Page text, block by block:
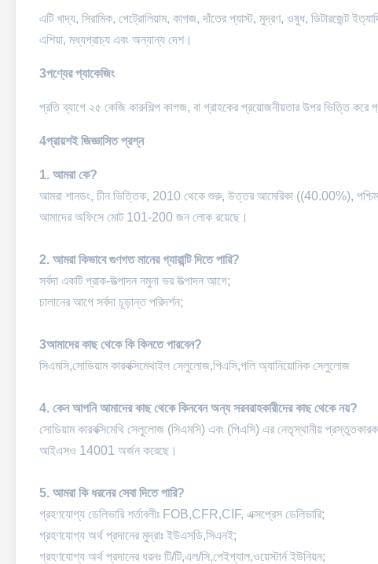
এটি খাদ্য, সিরামিক, পেট্রোলিয়াম, কাগজ, দাঁতের প্যাস্ট, মুদ্রণ, ওষুধ, ডিটারজেন্ট
এশিয়া, মধ্যপ্রাচ্য এবং অন্যান্য দেশ।
3পণ্যের প্যাকেজিং
প্রতি ব্যাগে ২৫ কেজি কারুশিল্প কাগজ, বা গ্রাহকের প্রয়োজনীয়তার উপর ভিত্তি করে
4প্রায়শই জিজ্ঞাসিত প্রশ্ন
1. আমরা কে?
আমরা শানডং, চীন ভিত্তিক, 2010 থেকে শুরু, উত্তর আমেরিকা ((40.00%),
আমাদের অফিসে মোট 101-200 জন লোক রয়েছে।
2. আমরা কিভাবে গুণগত মানের গ্যারান্টি দিতে পারি?
সর্বদা একটি প্রাক-উত্পাদন নমুনা ভর উত্পাদন আগে;
চালানের আগে সর্বদা চূড়ান্ত পরিদর্শন;
3আমাদের কাছ থেকে কি কিনতে পারবেন?
সিএমসি,সোডিয়াম কারবক্সিমেথাইল সেলুলোজ,পিএসি,পলি অ্যানিয়োনিক সেলুলোজ
4. কেন আপনি আমাদের কাছ থেকে কিনবেন অন্য সরবরাহকারীদের কাছ থেকে নয়?
সোডিয়াম কারবক্সিমেথি সেলুলোজ (সিএমসি) এবং (পিএসি) এর নেতৃস্থানীয়
আইএসও 14001 অর্জন করেছে।
5. আমরা কি ধরনের সেবা দিতে পারি?
গ্রহণযোগ্য ডেলিভারি শর্তাবলীঃ FOB,CFR,CIF, এক্সপ্রেস ডেলিভারি;
গ্রহণযোগ্য অর্থ প্রদানের মুদ্রাঃ ইউএসডি,সিএনই;
গ্রহণযোগ্য অর্থ প্রদানের ধরনঃ টি/টি,এল/সি,পেইপ্যাল,ওয়েস্টার্ন ইউনিয়ন;